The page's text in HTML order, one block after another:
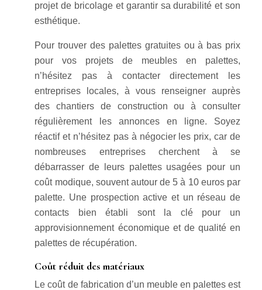
projet de bricolage et garantir sa durabilité et son
esthétique.
Pour trouver des palettes gratuites ou à bas prix
pour vos projets de meubles en palettes,
n’hésitez pas à contacter directement les
entreprises locales, à vous renseigner auprès
des chantiers de construction ou à consulter
régulièrement les annonces en ligne. Soyez
réactif et n’hésitez pas à négocier les prix, car de
nombreuses entreprises cherchent à se
débarrasser de leurs palettes usagées pour un
coût modique, souvent autour de 5 à 10 euros par
palette. Une prospection active et un réseau de
contacts bien établi sont la clé pour un
approvisionnement économique et de qualité en
palettes de récupération.
Coût réduit des matériaux
Le coût de fabrication d’un meuble en palettes est